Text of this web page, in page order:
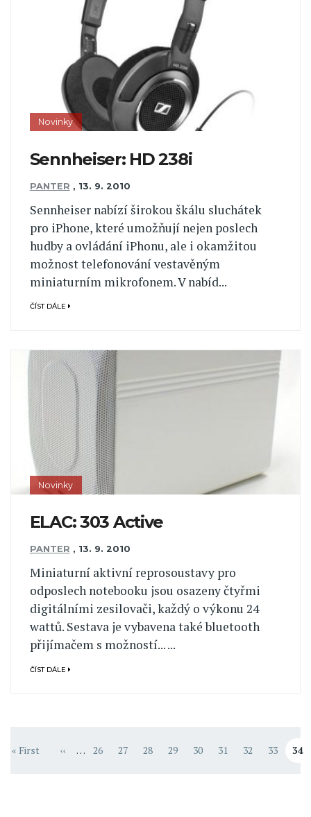
Novinky
Sennheiser: HD 238i
PANTER , 13. 9. 2010
Sennheiser nabízí širokou škálu sluchátek
pro iPhone, které umožňují nejen poslech
hudby a ovládání iPhonu, ale i okamžitou
možnost telefonování vestavěným
miniaturním mikrofonem. V nabíd...
ČÍST DÁLE
Novinky
ELAC: 303 Active
PANTER , 13. 9. 2010
Miniaturní aktivní reprosoustavy pro
odposlech notebooku jsou osazeny čtyřmi
digitálními zesilovači, každý o výkonu 24
wattů. Sestava je vybavena také bluetooth
přijímačem s možností... ...
ČÍST DÁLE
First page
« First Předchozí stránka
‹‹ … Stránka
26 Stránka
27 Stránka
28 Stránka
29 Stránka
30 Stránka
31 Stránka
32 Stránka
33 34